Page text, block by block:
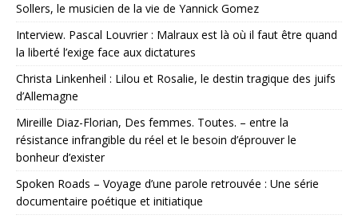
Sollers, le musicien de la vie de Yannick Gomez
Interview. Pascal Louvrier : Malraux est là où il faut être quand
la liberté l’exige face aux dictatures
Christa Linkenheil : Lilou et Rosalie, le destin tragique des juifs
d’Allemagne
Mireille Diaz-Florian, Des femmes. Toutes. – entre la
résistance infrangible du réel et le besoin d’éprouver le
bonheur d’exister
Spoken Roads – Voyage d’une parole retrouvée : Une série
documentaire poétique et initiatique